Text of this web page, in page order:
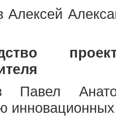
Алексей
Павел